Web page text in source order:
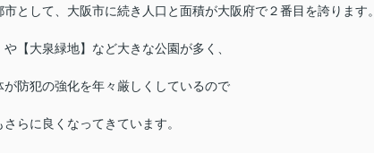
として、大阪市に続き人口と面積が大阪府で２番目を誇ります。
や【大泉緑地】など大きな公園が多く、
が防犯の強化を年々厳しくしているので
らに良くなってきています。